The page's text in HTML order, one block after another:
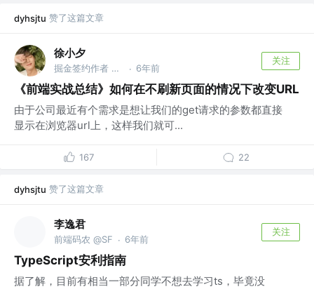
dyhsjtu 赞了这篇文章
徐小夕
掘金签约作者 @flowmix多模态 · 6年前
关注
《前端实战总结》如何在不刷新页面的情况下改变URL
由于公司最近有个需求是想让我们的get请求的参数都直接
显示在浏览器url上，这样我们就可...
167 22
dyhsjtu 赞了这篇文章
李逸君
前端码农 @SF · 6年前
关注
TypeScript安利指南
据了解，目前有相当一部分同学不想去学习ts，毕竟没